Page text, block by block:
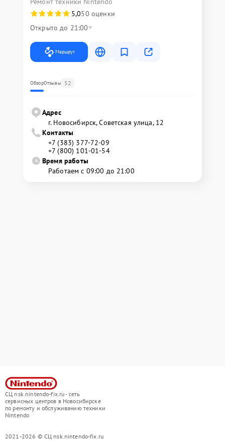
5,050 оценки
Открыто до 21:00
Маршрут
ОбзорОтзывы 52
Адрес
г. Новосибирск, Советская улица, 12
Контакты
+7 (383) 377-72-09
+7 (800) 101-01-54
Время работы
Работаем с 09:00 до 21:00
СЦ nsk.nintendo-fix.ru - сеть
сервисных центров в Новосибирске
по ремонту и обслуживанию техники
Nintendo
2021-2026 © СЦ nsk.nintendo-fix.ru